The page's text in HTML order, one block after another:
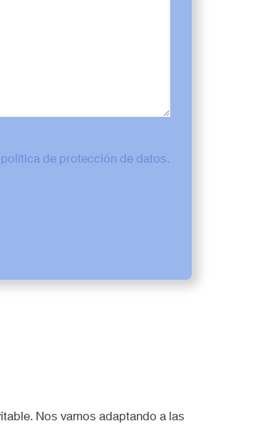
política de protección de datos.
Nos vamos adaptando a las